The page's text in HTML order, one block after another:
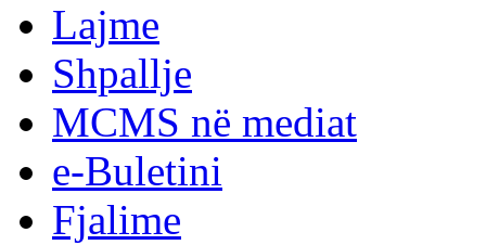
Lajme
Shpallje
MCMS në mediat
e-Buletini
Fjalime